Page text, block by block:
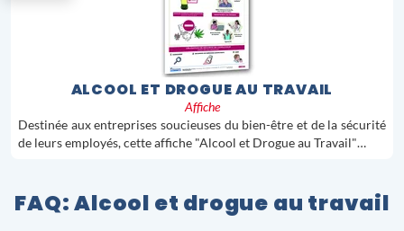
ALCOOL ET DROGUE AU TRAVAIL
Affiche
Destinée aux entreprises soucieuses du bien-être et de la sécurité
de leurs employés, cette affiche "Alcool et Drogue au Travail"…
FAQ: Alcool et drogue au travail